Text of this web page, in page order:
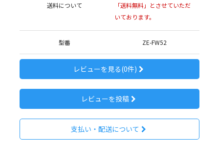
送料について
「送料無料」とさせていただ
いております。
型番 ZE-FW52
レビューを見る(0件)
レビューを投稿
支払い・配送について